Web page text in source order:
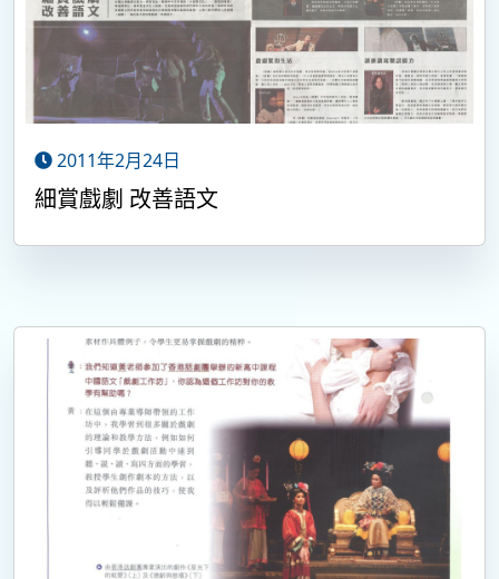
2011年2月24日
細賞戲劇 改善語文